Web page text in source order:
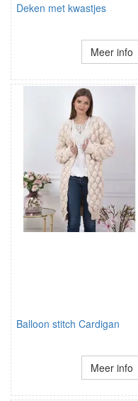
Deken met kwastjes
Meer info
Balloon stitch Cardigan
Meer info